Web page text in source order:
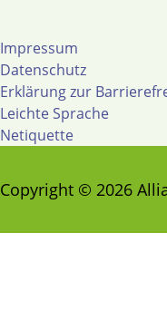
Impressum
Datenschutz
Erklärung zur
Leichte Sprache
Netiquette
Copyright © 2026